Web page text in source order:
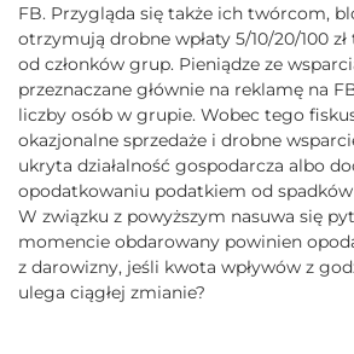
FB. Przygląda się także ich twórcom,
otrzymują drobne wpłaty 5/10/20/100
od członków grup. Pieniądze ze
przeznaczane głównie na reklamę na
liczby osób w grupie. Wobec tego
okazjonalne sprzedaże i drobne
ukryta działalność gospodarcza albo
opodatkowaniu podatkiem od
W związku z powyższym nasuwa się
momencie obdarowany powinien
z darowizny, jeśli kwota wpływów z
ulega ciągłej zmianie?